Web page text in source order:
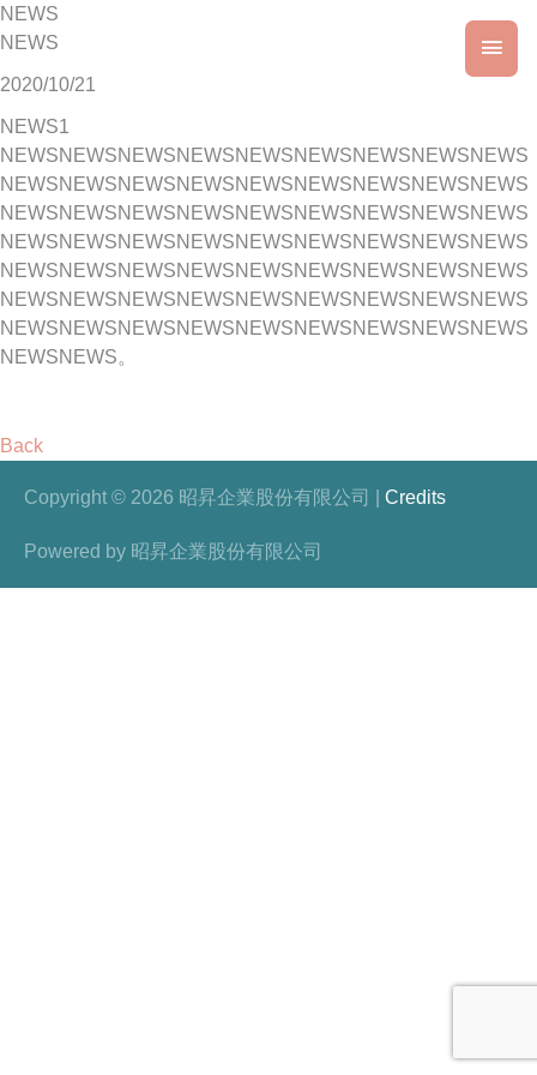
Skip
to
Main
NEWS
NEWS
2020/10/21
NEWS1
NEWSNEWSNEWSNEWSNEWSNEWSNEWSNEWSNEWS
NEWSNEWSNEWSNEWSNEWSNEWSNEWSNEWSNEWS
NEWSNEWSNEWSNEWSNEWSNEWSNEWSNEWSNEWS
NEWSNEWSNEWSNEWSNEWSNEWSNEWSNEWSNEWS
NEWSNEWSNEWSNEWSNEWSNEWSNEWSNEWSNEWS
NEWSNEWSNEWSNEWSNEWSNEWSNEWSNEWSNEWS
NEWSNEWSNEWSNEWSNEWSNEWSNEWSNEWSNEWS
NEWSNEWS。
Back
Copyright © 2026 昭昇企業股份有限公司 Credits
Powered by 昭昇企業股份有限公司